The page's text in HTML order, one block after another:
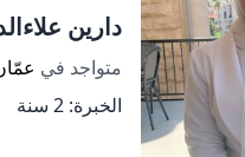
دارين
متواجد في
الخبرة: 2 سنة